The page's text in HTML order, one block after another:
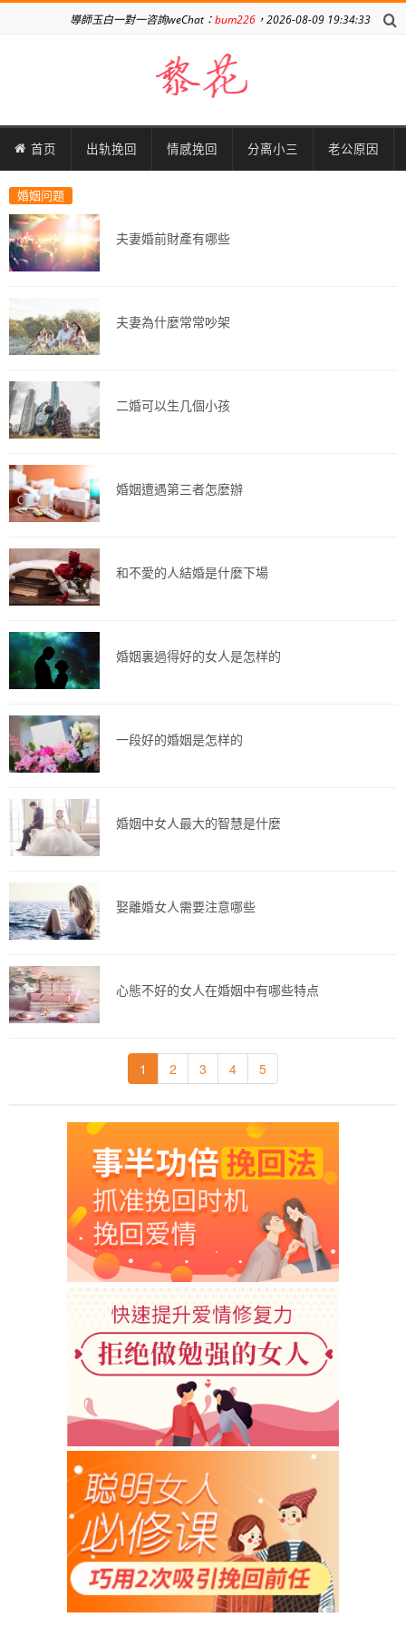
導師玉白一對一咨詢weChat：bum226 ，2026-08-09 19:34:33
首页 出轨挽回 情感挽回 分离小三 老公原因
婚姻问题
夫妻婚前財產有哪些
夫妻為什麼常常吵架
二婚可以生几個小孩
婚姻遭遇第三者怎麼辦
和不愛的人結婚是什麼下場
婚姻裏過得好的女人是怎样的
一段好的婚姻是怎样的
婚姻中女人最大的智慧是什麼
娶離婚女人需要注意哪些
心態不好的女人在婚姻中有哪些特点
1 2 3 4 5